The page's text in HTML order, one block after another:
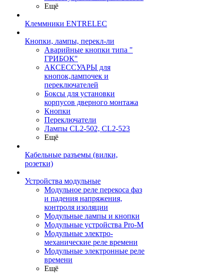
Ещё
Клеммники ENTRELEC
Кнопки, лампы, перекл-ли
Аварийные кнопки типа "
ГРИБОК"
АКСЕССУАРЫ для
кнопок,лампочек и
переключателей
Боксы для установки
корпусов дверного монтажа
Кнопки
Переключатели
Лампы CL2-502, CL2-523
Ещё
Кабельные разъемы (вилки,
розетки)
Устройства модульные
Модульное реле перекоса фаз
и падения напряжения,
контроля изоляции
Модульные лампы и кнопки
Модульные устройства Pro-M
Модульные электро-
механические реле времени
Модульные электронные реле
времени
Ещё